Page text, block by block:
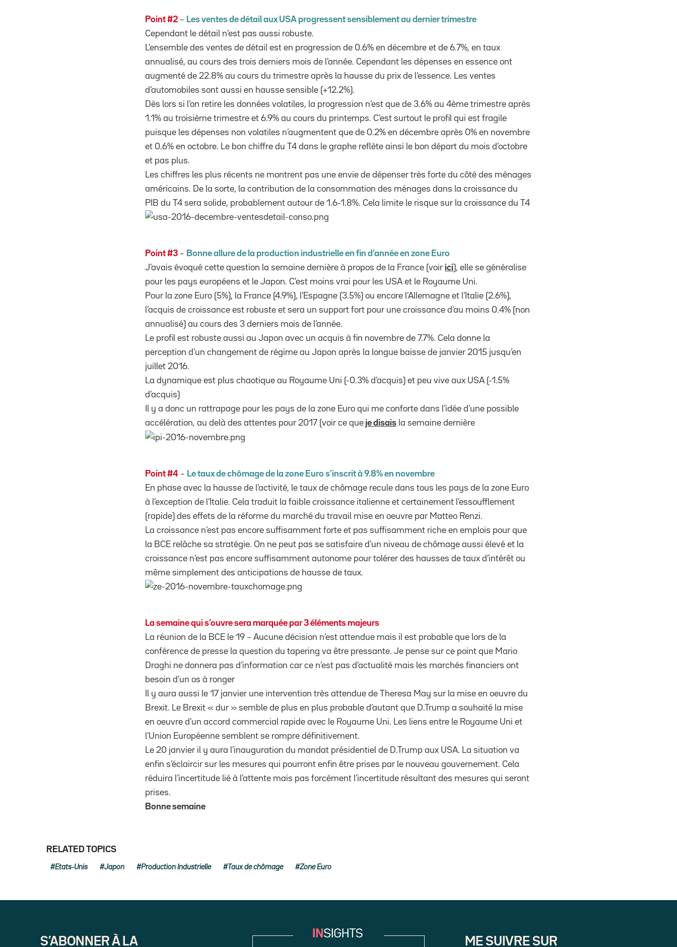
Point #2 – Les ventes de détail aux USA progressent sensiblement au dernier trimestre
Cependant le détail n’est pas aussi robuste.
L’ensemble des ventes de détail est en progression de 0.6% en décembre et de 6.7%, en taux
annualisé, au cours des trois derniers mois de l’année. Cependant les dépenses en essence ont
augmenté de 22.8% au cours du trimestre après la hausse du prix de l’essence. Les ventes
d’automobiles sont aussi en hausse sensible (+12.2%).
Dès lors si l’on retire les données volatiles, la progression n’est que de 3.6% au 4ème trimestre après
1.1% au troisième trimestre et 6.9% au cours du printemps. C’est surtout le profil qui est fragile
puisque les dépenses non volatiles n’augmentent que de 0.2% en décembre après 0% en novembre
et 0.6% en octobre. Le bon chiffre du T4 dans le graphe reflète ainsi le bon départ du mois d’octobre
et pas plus.
Les chiffres les plus récents ne montrent pas une envie de dépenser très forte du côté des ménages
américains. De la sorte, la contribution de la consommation des ménages dans la croissance du
PIB du T4 sera solide, probablement autour de 1.6-1.8%. Cela limite le risque sur la croissance du T4
Point #3 – Bonne allure de la production industrielle en fin d’année en zone Euro
J’avais évoqué cette question la semaine dernière à propos de la France (voir ici), elle se généralise
pour les pays européens et le Japon. C’est moins vrai pour les USA et le Royaume Uni.
Pour la zone Euro (5%), la France (4.9%), l’Espagne (3.5%) ou encore l’Allemagne et l’Italie (2.6%),
l’acquis de croissance est robuste et sera un support fort pour une croissance d’au moins 0.4% (non
annualisé) au cours des 3 derniers mois de l’année.
Le profil est robuste aussi au Japon avec un acquis à fin novembre de 7.7%. Cela donne la
perception d’un changement de régime au Japon après la longue baisse de janvier 2015 jusqu’en
juillet 2016.
La dynamique est plus chaotique au Royaume Uni (-0.3% d’acquis) et peu vive aux USA (-1.5%
d’acquis)
Il y a donc un rattrapage pour les pays de la zone Euro qui me conforte dans l’idée d’une possible
accélération, au delà des attentes pour 2017 (voir ce que je disais la semaine dernière
Point #4 – Le taux de chômage de la zone Euro s’inscrit à 9.8% en novembre
En phase avec la hausse de l’activité, le taux de chômage recule dans tous les pays de la zone Euro
à l’exception de l’Italie. Cela traduit la faible croissance italienne et certainement l’essoufflement
(rapide) des effets de la réforme du marché du travail mise en oeuvre par Matteo Renzi.
La croissance n’est pas encore suffisamment forte et pas suffisamment riche en emplois pour que
la BCE relâche sa stratégie. On ne peut pas se satisfaire d’un niveau de chômage aussi élevé et la
croissance n’est pas encore suffisamment autonome pour tolérer des hausses de taux d’intérêt ou
même simplement des anticipations de hausse de taux.
La semaine qui s’ouvre sera marquée par 3 éléments majeurs
La réunion de la BCE le 19 – Aucune décision n’est attendue mais il est probable que lors de la
conférence de presse la question du tapering va être pressante. Je pense sur ce point que Mario
Draghi ne donnera pas d’information car ce n’est pas d’actualité mais les marchés financiers ont
besoin d’un os à ronger
Il y aura aussi le 17 janvier une intervention très attendue de Theresa May sur la mise en oeuvre du
Brexit. Le Brexit « dur » semble de plus en plus probable d’autant que D.Trump a souhaité la mise
en oeuvre d’un accord commercial rapide avec le Royaume Uni. Les liens entre le Royaume Uni et
l’Union Européenne semblent se rompre définitivement.
Le 20 janvier il y aura l’inauguration du mandat présidentiel de D.Trump aux USA. La situation va
enfin s’éclaircir sur les mesures qui pourront enfin être prises par le nouveau gouvernement. Cela
réduira l’incertitude lié à l’attente mais pas forcément l’incertitude résultant des mesures qui seront
prises.
Bonne semaine
RELATED TOPICS
Etats-Unis Japon Production Industrielle Taux de chômage Zone Euro
S’ABONNER À LA ME SUIVRE SUR